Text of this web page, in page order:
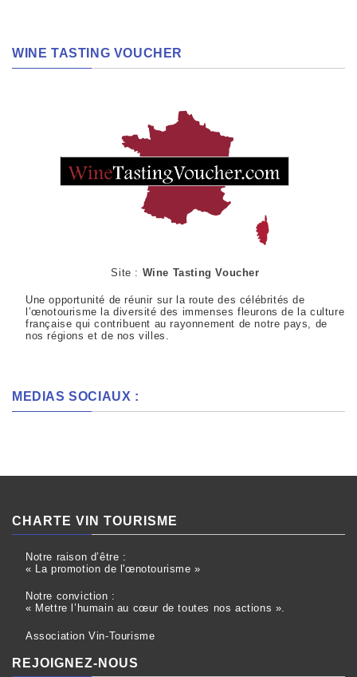
WINE TASTING VOUCHER
Site : Wine Tasting Voucher
Une opportunité de réunir sur la route des célébrités de
l’œnotourisme la diversité des immenses fleurons de la culture
française qui contribuent au rayonnement de notre pays, de
nos régions et de nos villes.
MEDIAS SOCIAUX :
CHARTE VIN TOURISME
Notre raison d’être :
« La promotion de l'œnotourisme »
Notre conviction :
« Mettre l’humain au cœur de toutes nos actions ».
Association Vin-Tourisme
REJOIGNEZ-NOUS